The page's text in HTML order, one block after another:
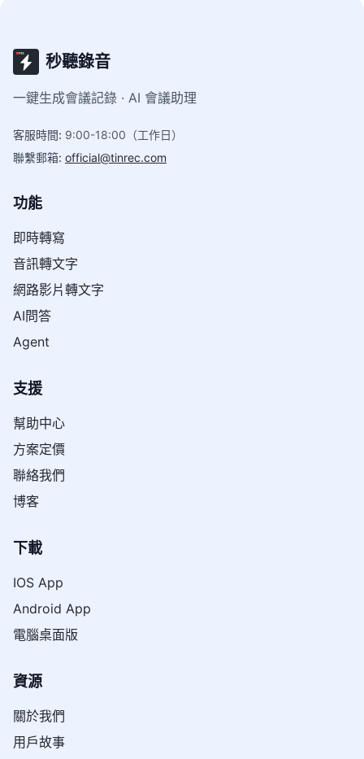
秒聽錄音
一鍵生成會議記錄 · AI 會議助理
客服時間: 9:00-18:00（工作日）
聯繫郵箱: official@tinrec.com
功能
即時轉寫
音訊轉文字
網路影片轉文字
AI問答
Agent
支援
幫助中心
方案定價
聯絡我們
博客
下載
IOS App
Android App
電腦桌面版
資源
關於我們
用戶故事